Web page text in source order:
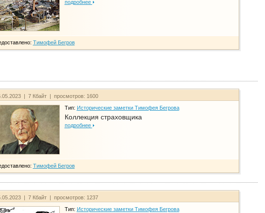
подробнее
Тимофей Бегров
| 7 Кбайт | просмотров: 1600
Тип: Исторические заметки Тимофея Бегрова
Коллекция страховщика
подробнее
Тимофей Бегров
| 7 Кбайт | просмотров: 1237
Тип: Исторические заметки Тимофея Бегрова